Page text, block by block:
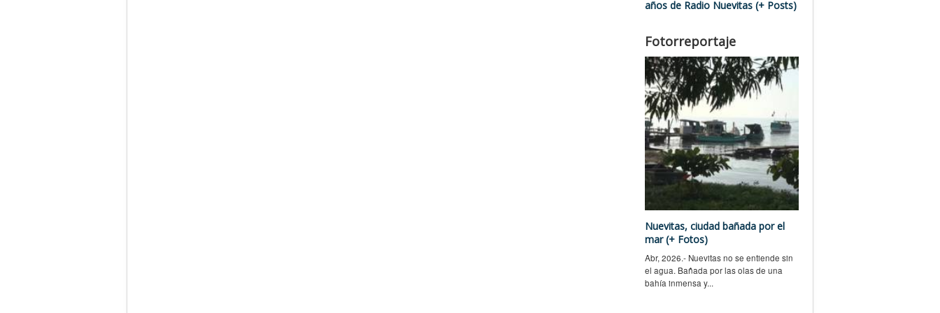
años de Radio Nuevitas (+ Posts)
Fotorreportaje
Nuevitas, ciudad bañada por el
mar (+ Fotos)
Abr, 2026.- Nuevitas no se entiende sin
el agua. Bañada por las olas de una
bahía inmensa y...